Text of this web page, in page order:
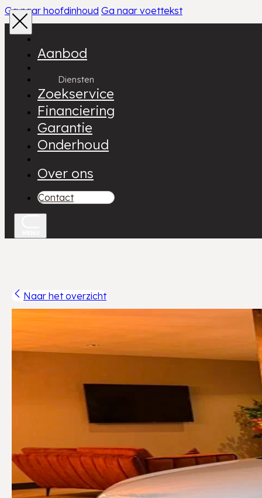
Ga naar hoofdinhoud Ga naar voettekst
Aanbod
Diensten
Zoekservice
Financiering
Garantie
Onderhoud
Over ons
Contact
Naar het overzicht